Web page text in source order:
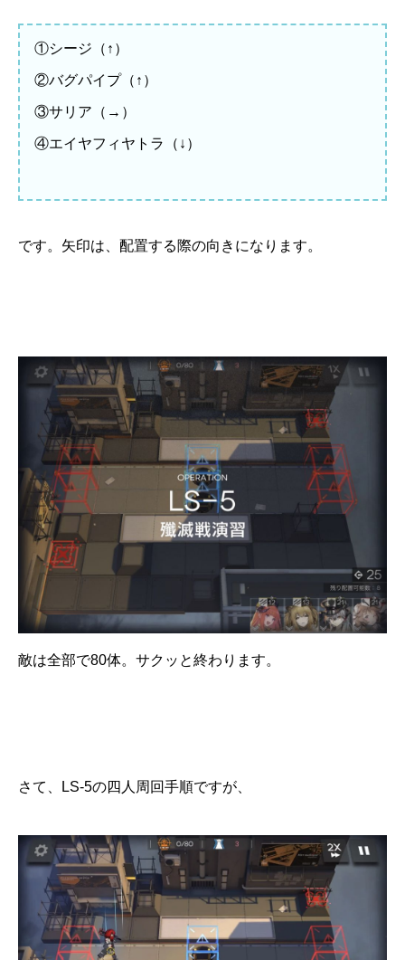
①シージ（↑）
②バグパイプ（↑）
③サリア（→）
④エイヤフィヤトラ（↓）
です。矢印は、配置する際の向きになります。
敵は全部で80体。サクッと終わります。
さて、LS-5の四人周回手順ですが、